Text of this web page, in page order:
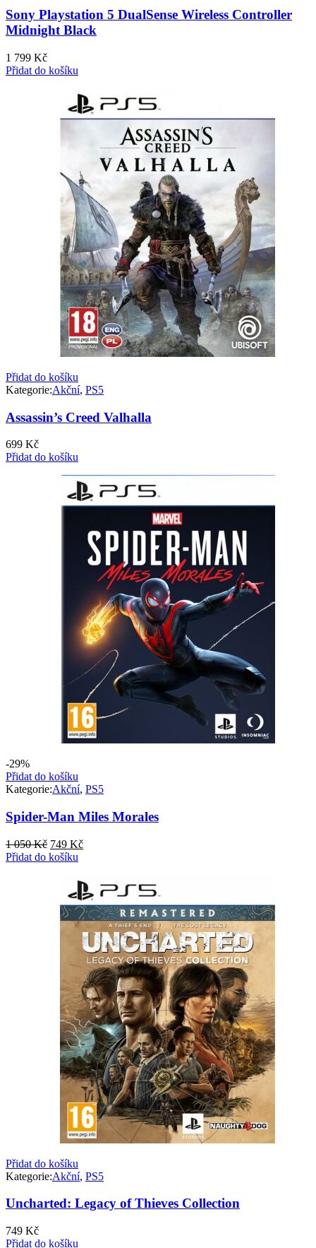
Sony Playstation 5 DualSense Wireless Controller
Midnight Black
1 799 Kč
Přidat do košíku
Přidat do košíku
Kategorie:Akční, PS5
Assassin’s Creed Valhalla
699 Kč
Přidat do košíku
-29%
Přidat do košíku
Kategorie:Akční, PS5
Spider-Man Miles Morales
1 050Kč Původní
cena
050 Kč.
749 KčAktuální
749 Kč.
Přidat do košíku
Přidat do košíku
Kategorie:Akční, PS5
Uncharted: Legacy of Thieves Collection
749 Kč
Přidat do košíku